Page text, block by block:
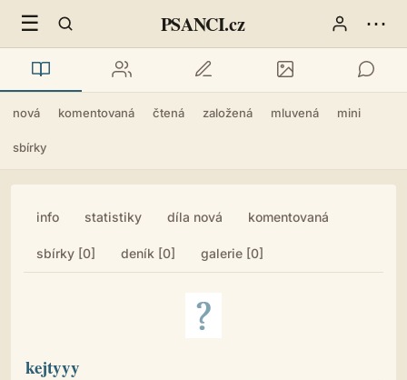
☰ PSANCI.cz ⋯
nová komentovaná čtená založená mluvená mini
sbírky
info statistiky díla nová komentovaná
sbírky [0] deník [0] galerie [0]
kejtyyy